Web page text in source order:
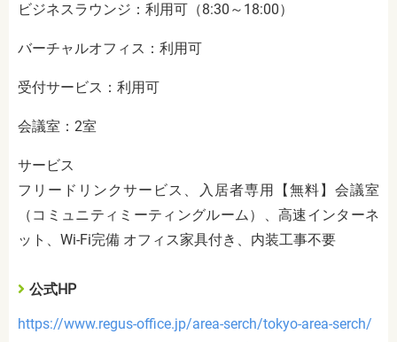
ビジネスラウンジ：利用可（8:30～18:00）
バーチャルオフィス：利用可
受付サービス：利用可
会議室：2室
サービス
フリードリンクサービス、入居者専用【無料】会議室
（コミュニティミーティングルーム）、高速インターネ
ット、Wi-Fi完備 オフィス家具付き、内装工事不要
公式HP
https://www.regus-office.jp/area-serch/tokyo-area-serch/